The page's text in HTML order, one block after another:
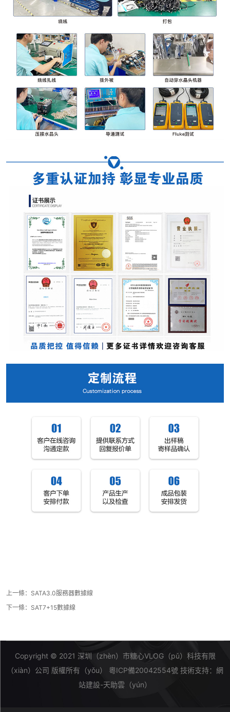
上一條： SATA3.0服務器數據線
下一條： SAT7+15數據線
Copyright © 2021 深圳（zhèn）市糖心VLOG（pǔ）科技有限
（xiàn）公司 版權所有（yǒu） 粵ICP備20042554號 技術支持： 網
站建設-天助雲（yún）